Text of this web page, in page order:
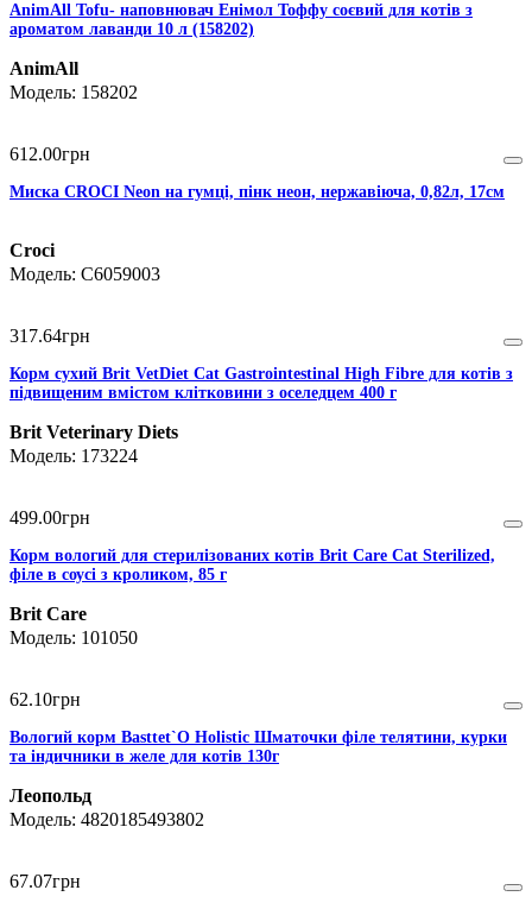
AnimAll Тоfu- наповнювач Енімол Тоффу соєвий для котів з
ароматом лаванди 10 л (158202)
AnimAll
158202
612.00грн
Миска CROCI Neon на гумці, пінк неон, нержавіюча, 0,82л, 17см
Croci
C6059003
317.64грн
Корм сухий Brit VetDiet Cat Gastrointestinal High Fibre для котів з
підвищеним вмістом клітковини з оселедцем 400 г
Brit Veterinary Diets
173224
499.00грн
Корм вологий для стерилізованих котів Brit Care Cat Sterilized,
філе в соусі з кроликом, 85 г
Brit Care
101050
62.10грн
Вологий корм Basttet`O Holistic Шматочки філе телятини, курки
та індичники в желе для котів 130г
Леопольд
4820185493802
67.07грн